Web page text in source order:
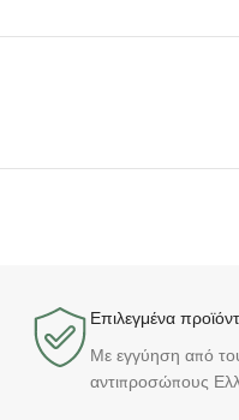
Επιλεγμένα
Με εγγύηση από
αντιπροσώπους